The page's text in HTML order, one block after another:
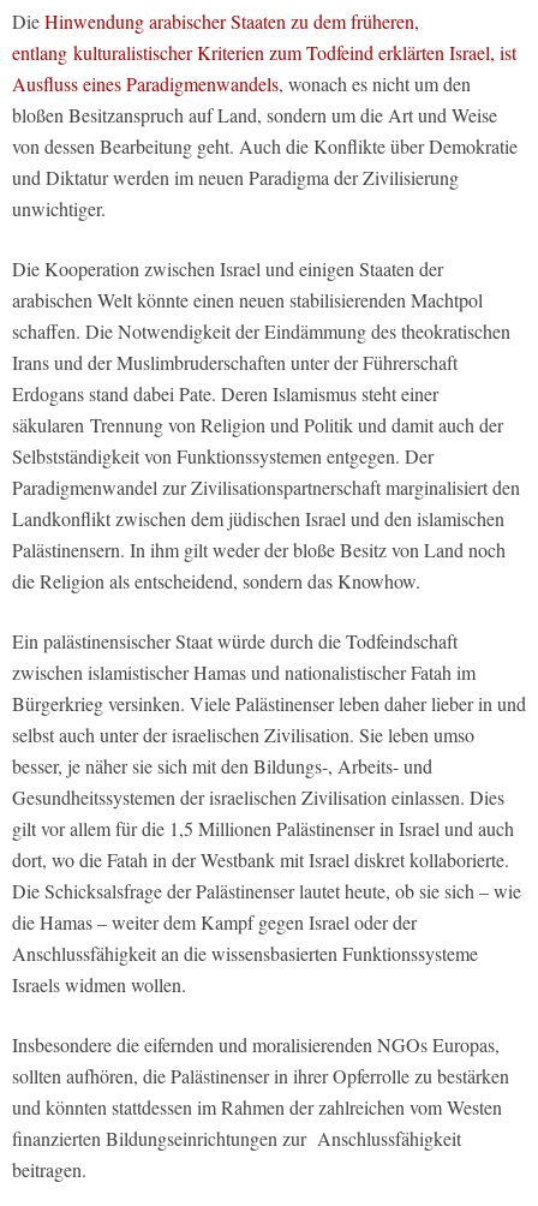
DieHinwendung arabischer Staaten zu dem früheren,
entlang kulturalistischer Kriterien zum Todfeind erklärten Israel, ist
Ausfluss eines Paradigmenwandels, wonach es nicht um den
bloßen Besitzanspruch auf Land, sondern um die Art und Weise
von dessen Bearbeitung geht. Auch die Konflikte über Demokratie
und Diktatur werden im neuen Paradigma der Zivilisierung
unwichtiger.
Die Kooperation zwischen Israel und einigen Staaten der
arabischen Welt könnte einen neuen stabilisierenden Machtpol
schaffen. Die Notwendigkeit der Eindämmung des theokratischen
Irans und der Muslimbruderschaften unter der Führerschaft
Erdogans stand dabei Pate. Deren Islamismus steht einer
säkularen Trennung von Religion und Politik und damit auch der
Selbstständigkeit von Funktionssystemen entgegen. Der
Paradigmenwandel zur Zivilisationspartnerschaft marginalisiert den
Landkonflikt zwischen dem jüdischen Israel und den islamischen
Palästinensern. In ihm gilt weder der bloße Besitz von Land noch
die Religion als entscheidend, sondern das Knowhow.
Ein palästinensischer Staat würde durch die Todfeindschaft
zwischen islamistischer Hamas und nationalistischer Fatah im
Bürgerkrieg versinken. Viele Palästinenser leben daher lieber in und
selbst auch unter der israelischen Zivilisation. Sie leben umso
besser, je näher sie sich mit den Bildungs-, Arbeits- und
Gesundheitssystemen der israelischen Zivilisation einlassen. Dies
gilt vor allem für die 1,5 Millionen Palästinenser in Israel und auch
dort, wo die Fatah in der Westbank mit Israel diskret kollaborierte.
Die Schicksalsfrage der Palästinenser lautet heute, ob sie sich – wie
die Hamas – weiter dem Kampf gegen Israel oder der
Anschlussfähigkeit an die wissensbasierten Funktionssysteme
Israels widmen wollen.
Insbesondere die eifernden und moralisierenden NGOs Europas,
sollten aufhören, die Palästinenser in ihrer Opferrolle zu bestärken
und könnten stattdessen im Rahmen der zahlreichen vom Westen
finanzierten Bildungseinrichtungen zur Anschlussfähigkeit
beitragen.